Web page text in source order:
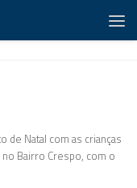
de Natal com as crianças
Bairro Crespo, com o